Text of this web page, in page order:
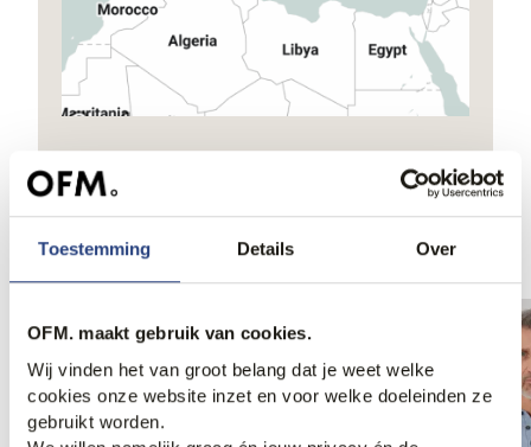
Toestemming Details Over
OFM. maakt gebruik van cookies.
Wij vinden het van groot belang dat je weet welke
cookies onze website inzet en voor welke doeleinden ze
gebruikt worden.
Ook iets voor jou?